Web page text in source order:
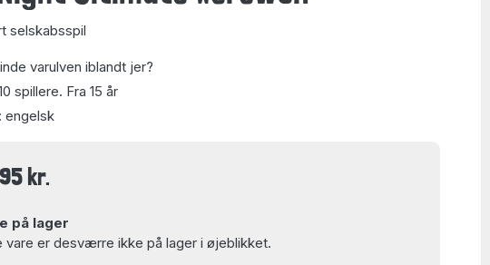
selskabsspil
varulven iblandt jer?
spillere. Fra 15 år
engelsk
kr.
på lager
vare er desværre ikke på lager i øjeblikket.